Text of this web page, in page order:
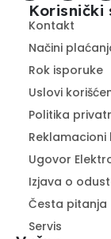
Korisnički
Kontakt
Načini
Rok isporuke
Uslovi
Politika
Reklamacioni
Ugovor
Izjava o
Česta pitanja
Servis